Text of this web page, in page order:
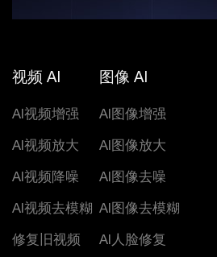
视频 AI
AI视频增强
AI视频放大
AI视频降噪
AI视频去模糊
修复旧视频
图像 AI
AI图像增强
AI图像放大
AI图像去噪
AI图像去模糊
AI人脸修复